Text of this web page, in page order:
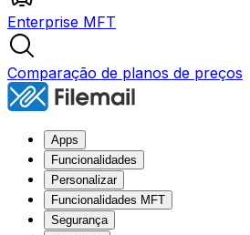
Enterprise MFT
Comparação de planos de preços
Apps
Funcionalidades
Personalizar
Funcionalidades MFT
Segurança